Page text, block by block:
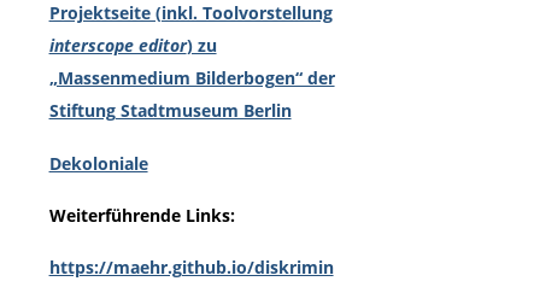
Projektseite (inkl. Toolvorstellung
interscope editor) zu
„Massenmedium Bilderbogen“ der
Stiftung Stadtmuseum Berlin
Dekoloniale
Weiterführende Links:
https://maehr.github.io/diskrimin